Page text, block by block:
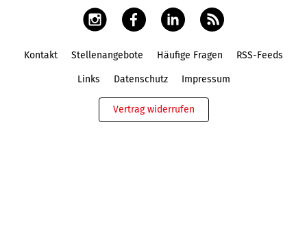
Kontakt Stellenangebote Häufige Fragen RSS-Feeds
Links Datenschutz Impressum
Vertrag widerrufen